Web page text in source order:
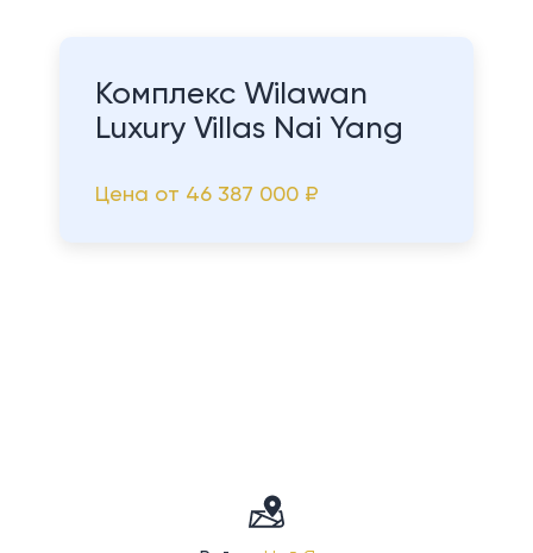
Комплекс Wilawan
Luxury Villas Nai Yang
Цена от 46 387 000 ₽